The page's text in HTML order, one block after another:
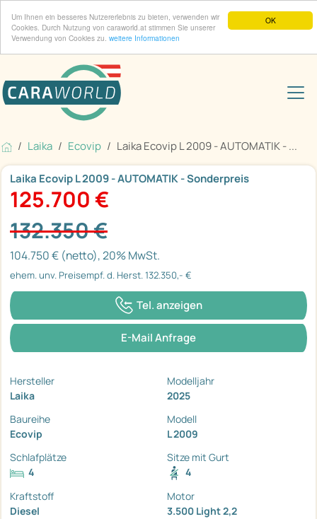
OK
Um Ihnen ein besseres Nutzererlebnis zu bieten, verwenden wir
Cookies. Durch Nutzung von caraworld.at stimmen Sie unserer
Verwendung von Cookies zu. weitere Informationen
Laika Ecovip Laika Ecovip L 2009 - AUTOMATIK - ...
Laika Ecovip L 2009 - AUTOMATIK - Sonderpreis
125.700 €
132.350 €
104.750 € (netto), 20% MwSt.
ehem. unv. Preisempf. d. Herst. 132.350,- €
Tel. anzeigen
E-Mail Anfrage
Hersteller
Laika
Modelljahr
2025
Baureihe
Ecovip
Modell
L 2009
Schlafplätze
4
Sitze mit Gurt
4
Kraftstoff
Diesel
Motor
3.500 Light 2,2